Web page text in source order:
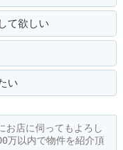
て欲しい
い